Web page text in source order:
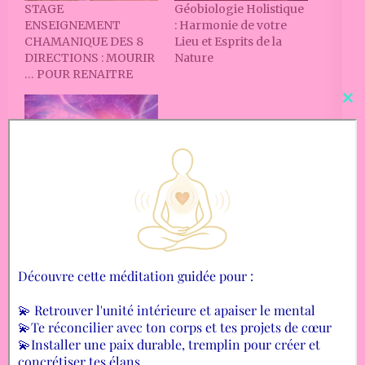
STAGE
ENSEIGNEMENT
CHAMANIQUE DES 8
DIRECTIONS : MOURIR
… POUR RENAITRE
Géobiologie Holistique
: Harmonie de votre
Lieu et Esprits de la
Nature
Navigation
de
Géobiologie Holistique :
Harmonie de votre Lieu et
Stage Mission d’Âme, Défis
de Vie